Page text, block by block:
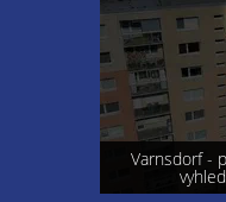
Varnsdorf -